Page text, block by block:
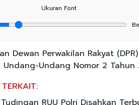
Ukuran Font
Dewan Perwakilan Rakyat
Undang-Undang Nomor 2
Tudingan RUU Polri Disahkan